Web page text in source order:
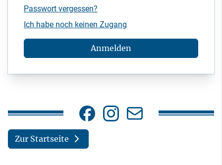
Passwort vergessen?
Ich habe noch keinen Zugang
Anmelden
Zur Startseite